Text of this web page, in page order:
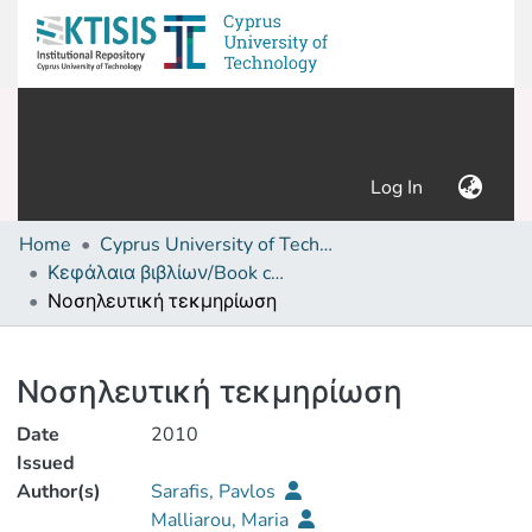
Log In (current)
Home
Cyprus University of Technology (Research Output)
Κεφάλαια βιβλίων/Book chapters
Νοσηλευτική τεκμηρίωση
Νοσηλευτική τεκμηρίωση
Date
Issued
2010
Author(s)
Sarafis, Pavlos
Malliarou, Maria